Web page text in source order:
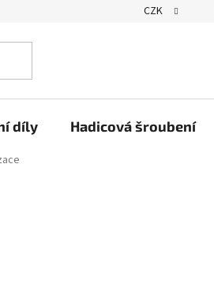
CZK
díly Hadicová šroubení